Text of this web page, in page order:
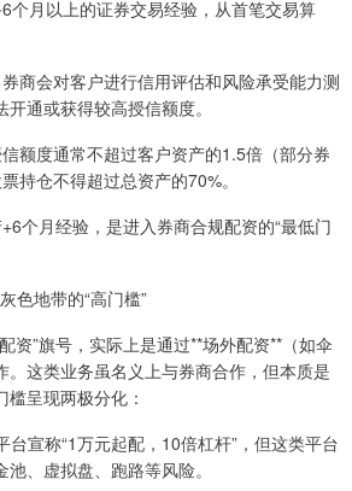
个月以上的证券交易经验，从首笔交易算
商会对客户进行信用评估和风险承受能力测
通或获得较高授信额度。
额度通常不超过客户资产的1.5倍（部分券
持仓不得超过总资产的70%。
个月经验，是进入券商合规配资的“最低门
色地带的“高门槛”
资”旗号，实际上是通过**场外配资**（如伞
。这类业务虽名义上与券商合作，但本质是
呈现两极分化：
台宣称“1万元起配，10倍杠杆”，但这类平台
、虚拟盘、跑路等风险。